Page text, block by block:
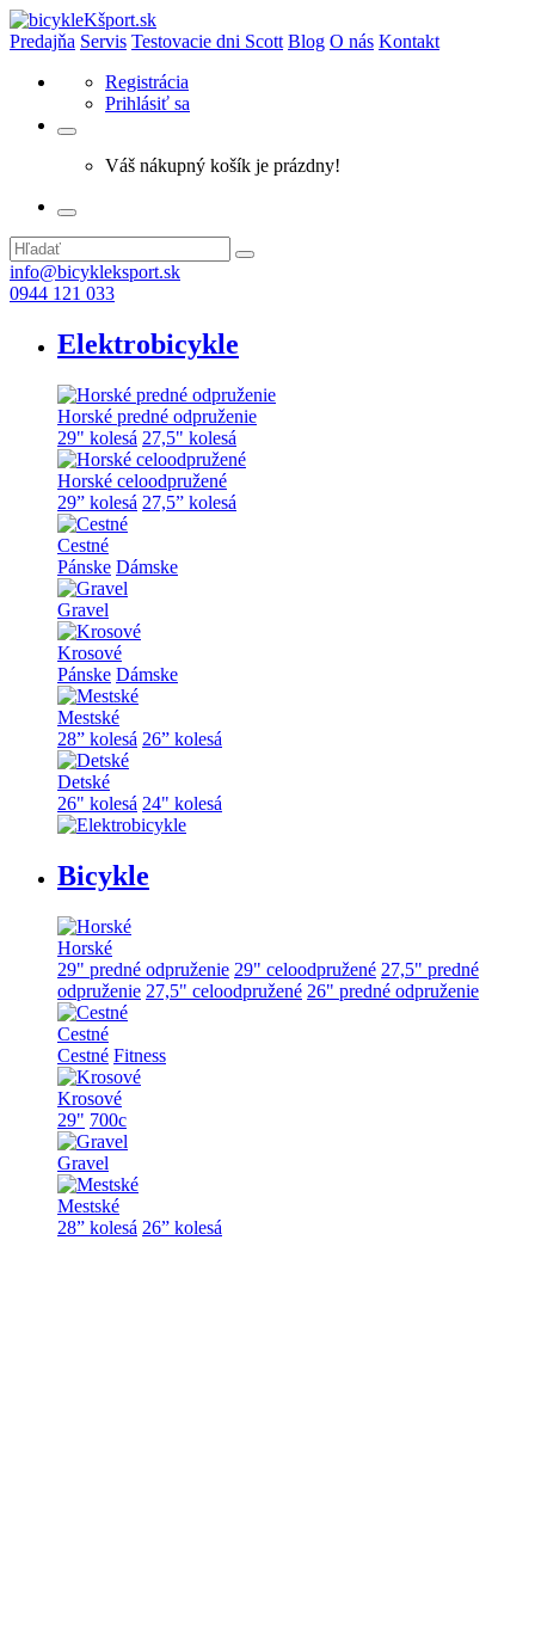
Predajňa Servis Testovacie dni Scott Blog O nás Kontakt
Registrácia
Prihlásiť sa
Váš nákupný košík je prázdny!
info@bicykleksport.sk
0944 121 033
Elektrobicykle
Horské predné odpruženie
29" kolesá 27,5" kolesá
Horské celoodpružené
29” kolesá 27,5” kolesá
Cestné
Pánske Dámske
Gravel
Krosové
Pánske Dámske
Mestské
28” kolesá 26” kolesá
Detské
26" kolesá 24" kolesá
Bicykle
Horské
29" predné odpruženie 29" celoodpružené 27,5" predné
odpruženie 27,5" celoodpružené 26" predné odpruženie
Cestné
Cestné Fitness
Krosové
29" 700c
Gravel
Mestské
28” kolesá 26” kolesá